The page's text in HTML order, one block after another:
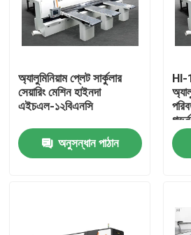
অ্যালুমিনিয়াম প্লেট সার্কুলার
সেয়ারিং মেশিন হাইনদা
এইচএল-১২বিএনসি
অনুসন্ধান পাঠান
Hl-